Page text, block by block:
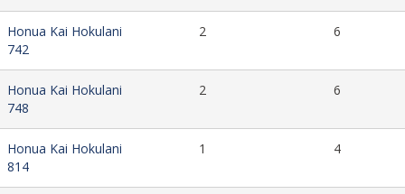
Honua Kai Hokulani
742
2 6
Honua Kai Hokulani
748
2 6
Honua Kai Hokulani
814
1 4